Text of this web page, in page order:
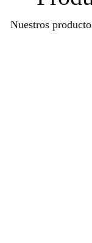
Nuestros